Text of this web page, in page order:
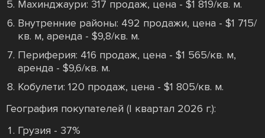
Махинджаури: 317 продаж, цена - $1 819/кв. м.
Внутренние районы: 492 продажи, цена - $1 715/
кв. м, аренда - $9,8/кв. м.
Периферия: 416 продаж, цена - $1 565/кв. м,
аренда - $9,6/кв. м.
Кобулети: 120 продаж, цена - $1 805/кв. м.
География покупателей (I квартал 2026 г.):
Грузия - 37%